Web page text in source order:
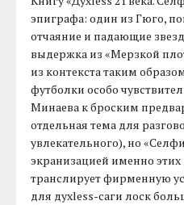
эпиграфа: один из Гюго,
отчаяние и падающие
выдержка из «Мерзкой
из контекста таким
футболки особо
Минаева к броским
отдельная тема для
увлекательного), но
экранизацией именно этих
транслирует фирменную
для духless-саги лоск